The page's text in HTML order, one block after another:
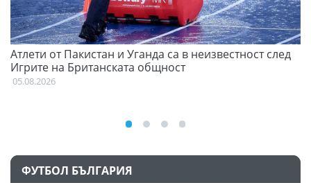
Атлети от Пакистан и Уганда са в неизвестност след
Игрите на Британската общност
05.08.2026
ФУТБОЛ БЪЛГАРИЯ